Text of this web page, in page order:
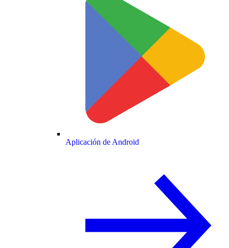
Aplicación de Android